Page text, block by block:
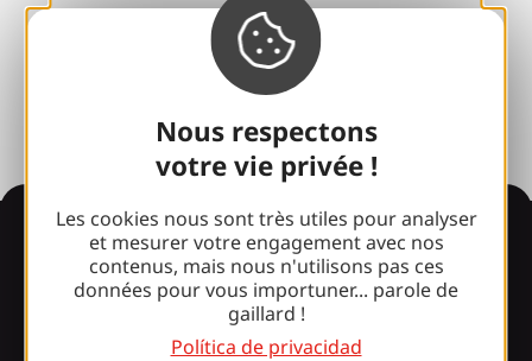
Nous respectons
votre vie privée !
Les cookies nous sont très utiles pour analyser
et mesurer votre engagement avec nos
contenus, mais nous n'utilisons pas ces
données pour vous importuner... parole de
gaillard !
Política de privacidad
Información
¿Le sorprende nuestro